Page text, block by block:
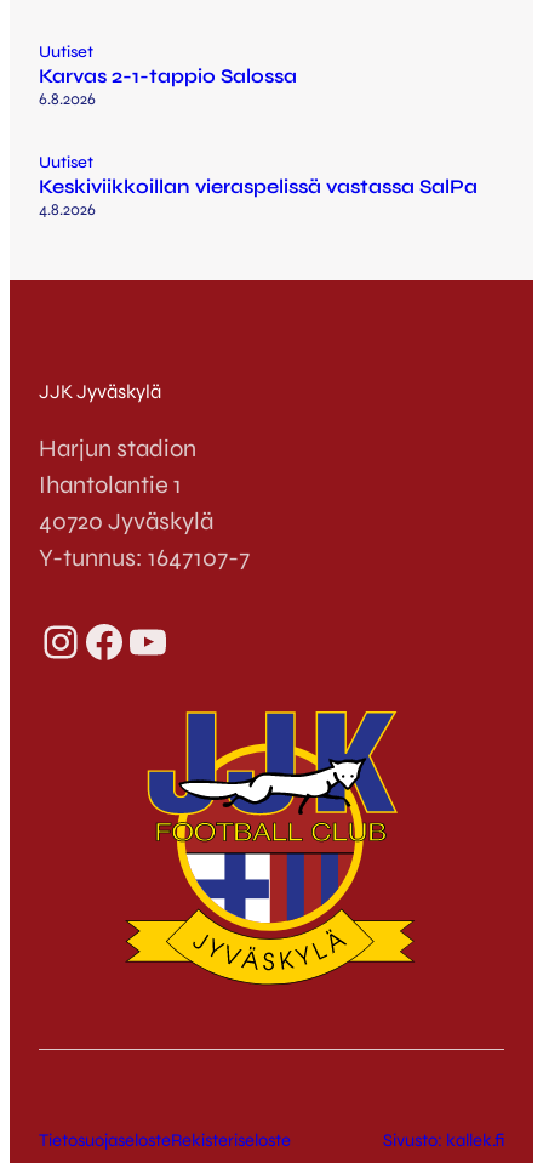
Uutiset
Karvas 2-1-tappio Salossa
6.8.2026
Uutiset
Keskiviikkoillan vieraspelissä vastassa SalPa
4.8.2026
JJK Jyväskylä
Harjun stadion
Ihantolantie 1
40720 Jyväskylä
Y-tunnus: 1647107-7
InstagramFacebook YouTube
TietosuojaselosteRekisteriseloste Sivusto: kallek.fi